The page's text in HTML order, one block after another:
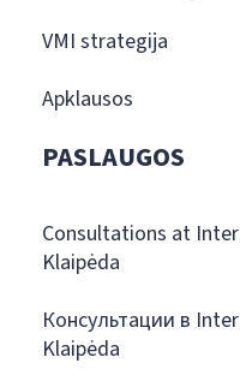
VMI strategija
Apklausos
PASLAUGOS
Consultations at
Klaipėda
Консультации в
Klaipėda